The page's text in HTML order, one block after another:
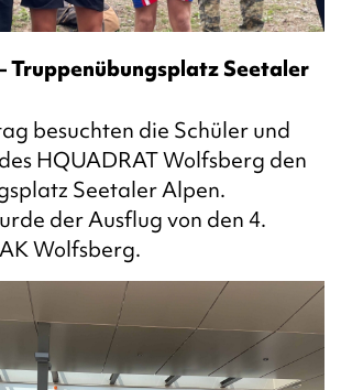
Truppenübungsplatz Seetaler
besuchten die Schüler und
HQUADRAT Wolfsberg den
Seetaler Alpen.
der Ausflug von den 4.
Wolfsberg.